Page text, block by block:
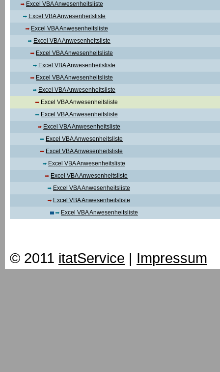
Excel VBA Anwesenheitsliste
Excel VBA Anwesenheitsliste
Excel VBA Anwesenheitsliste
Excel VBA Anwesenheitsliste
Excel VBA Anwesenheitsliste
Excel VBA Anwesenheitsliste
Excel VBA Anwesenheitsliste
Excel VBA Anwesenheitsliste
Excel VBA Anwesenheitsliste
Excel VBA Anwesenheitsliste
Excel VBA Anwesenheitsliste
Excel VBA Anwesenheitsliste
Excel VBA Anwesenheitsliste
Excel VBA Anwesenheitsliste
Excel VBA Anwesenheitsliste
Excel VBA Anwesenheitsliste
Excel VBA Anwesenheitsliste
Excel VBA Anwesenheitsliste
© 2011 itatService | Impressum